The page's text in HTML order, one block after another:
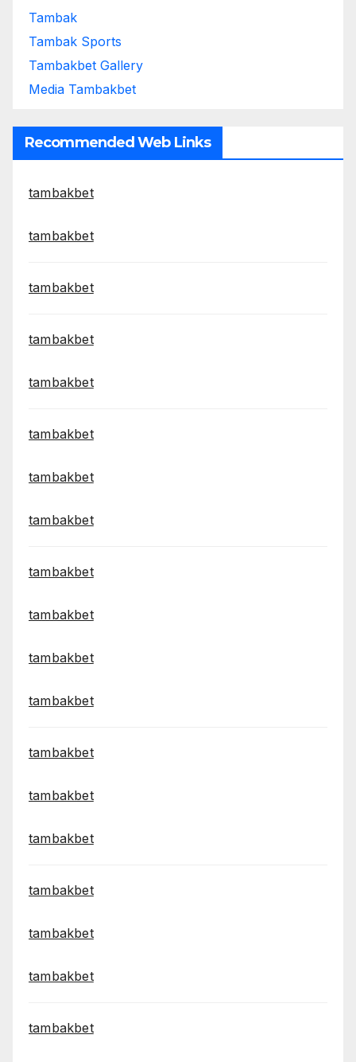
Tambak
Tambak Sports
Tambakbet Gallery
Media Tambakbet
Recommended Web Links
tambakbet
tambakbet
tambakbet
tambakbet
tambakbet
tambakbet
tambakbet
tambakbet
tambakbet
tambakbet
tambakbet
tambakbet
tambakbet
tambakbet
tambakbet
tambakbet
tambakbet
tambakbet
tambakbet